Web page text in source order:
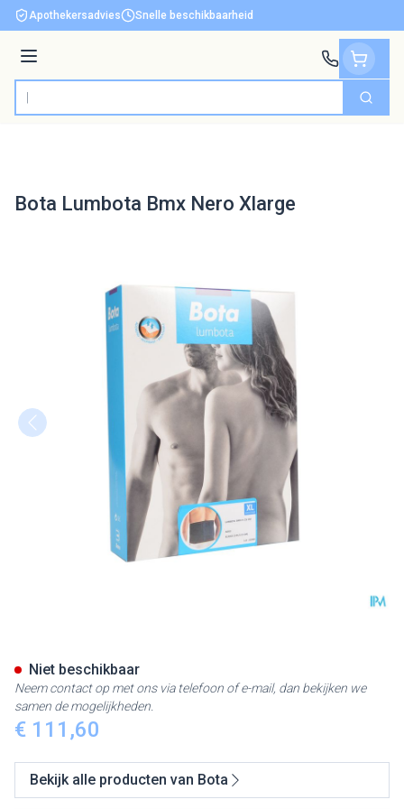
Ga naar de inhoud
Apothekersadvies Snelle beschikbaarheid
Menu
Product, merk, categorie... Zoek
Bota Lumbota Bmx Nero Xlarge
€ 111,60
Niet beschikbaar
Neem contact op met ons via telefoon of e-mail, dan bekijken we
samen de mogelijkheden.
Bekijk alle producten van Bota